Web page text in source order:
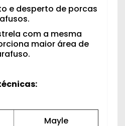
e desperto de porcas
com a mesma
maior área de
Mayle